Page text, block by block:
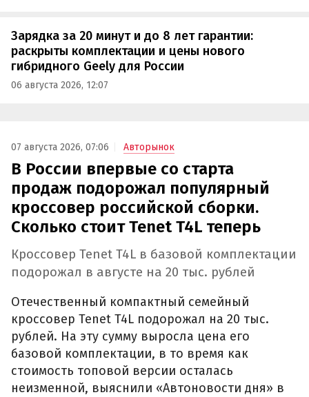
Зарядка за 20 минут и до 8 лет гарантии:
раскрыты комплектации и цены нового
гибридного Geely для России
06 августа 2026, 12:07
07 августа 2026, 07:06 Авторынок
В России впервые со старта
продаж подорожал популярный
кроссовер российской сборки.
Сколько стоит Tenet T4L теперь
Кроссовер Tenet T4L в базовой комплектации
подорожал в августе на 20 тыс. рублей
Отечественный компактный семейный
кроссовер Tenet T4L подорожал на 20 тыс.
рублей. На эту сумму выросла цена его
базовой комплектации, в то время как
стоимость топовой версии осталась
неизменной, выяснили «Автоновости дня» в